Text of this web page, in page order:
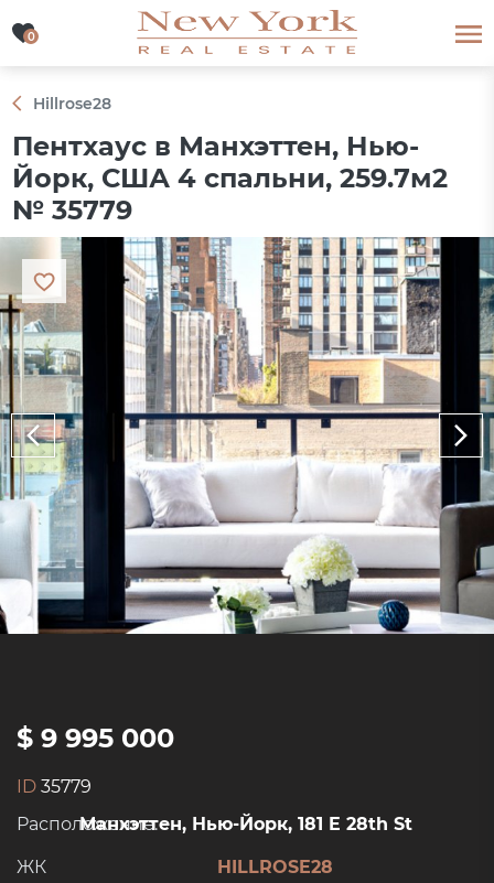
0
0
Hillrose28
Пентхаус в Манхэттен, Нью-
Йорк, США 4 спальни, 259.7м2
№ 35779
$ 9 995 000
ID 35779
Расположение:
Манхэттен, Нью-Йорк, 181 E 28th St
ЖК
HILLROSE28